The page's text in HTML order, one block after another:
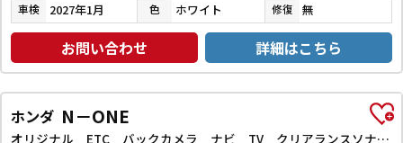
車検 2027年1月 色 ホワイト 修復 無
お問い合わせ 詳細はこちら
ホンダ N－ONE
オリジナル ETC バックカメラ ナビ TV クリアランスソナー オートクルーズコントロール レーンアシスト 衝突被害軽減システム オートライト アイドリングストップ 電動格納ミラー CVT ESC USB